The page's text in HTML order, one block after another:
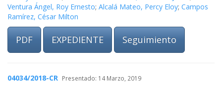
Ventura Ángel, Roy Ernesto; Alcalá Mateo, Percy Eloy; Campos
Ramírez, César Milton
PDF EXPEDIENTE Seguimiento
04034/2018-CR Presentado: 14 Marzo, 2019